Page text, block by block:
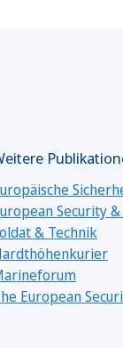
Security
& Technik
European